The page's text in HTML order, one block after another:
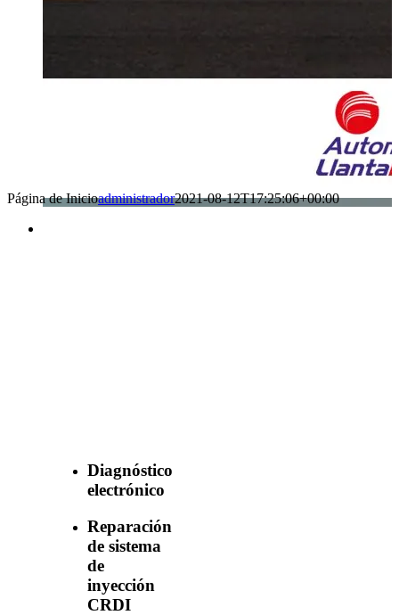
Página de Inicioadministrador2021-08-12T17:25:06+00:00
Diagnóstico
electrónico
Reparación
de sistema
de
inyección
CRDI